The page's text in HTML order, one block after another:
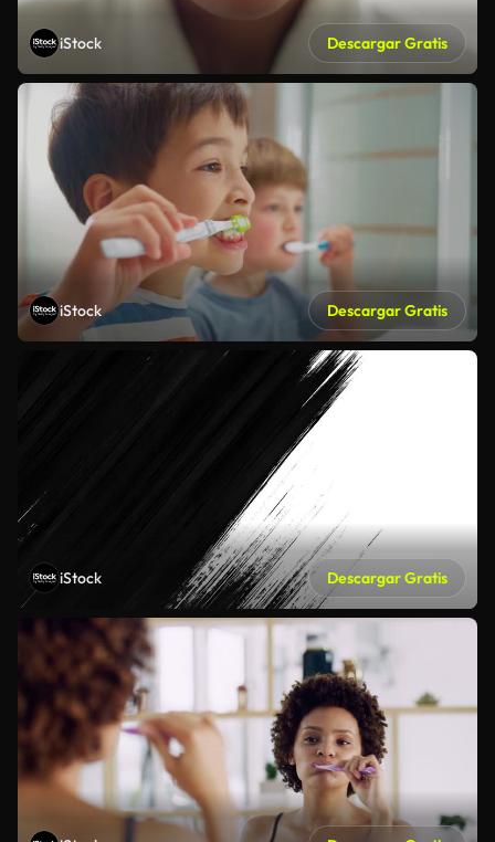
iStock Descargar Gratis
iStock Descargar Gratis
iStock Descargar Gratis